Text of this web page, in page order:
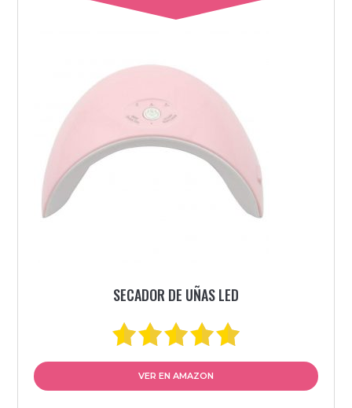
SECADOR DE UÑAS LED
VER EN AMAZON